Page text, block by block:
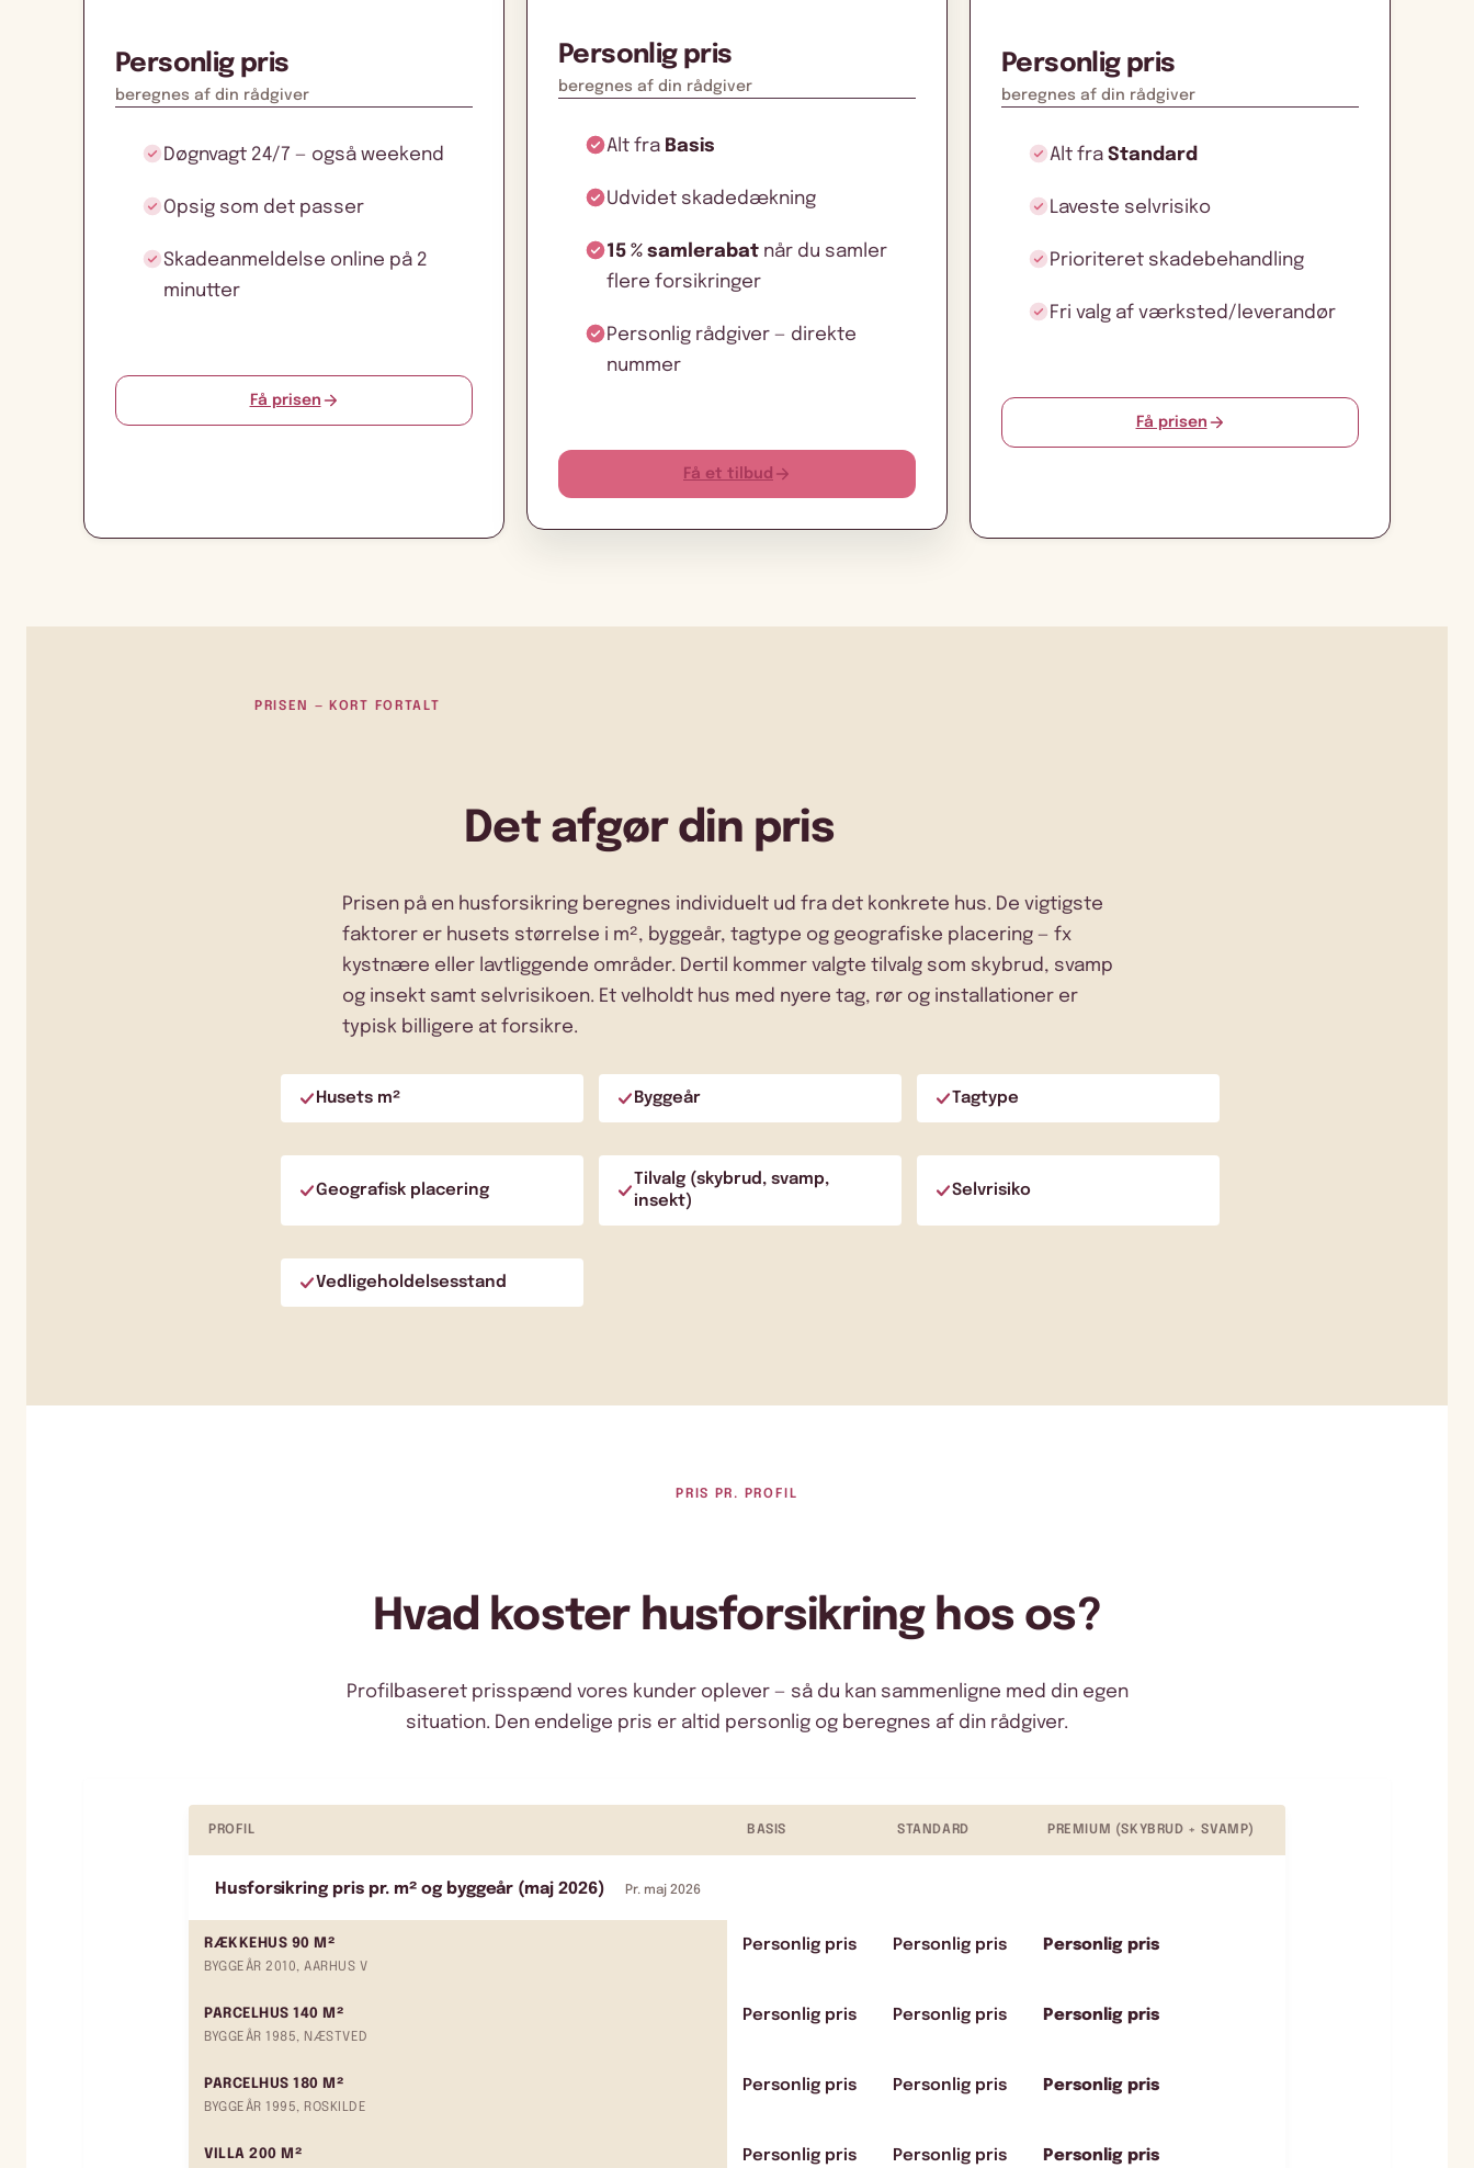
Personlig pris
beregnes af din rådgiver
Døgnvagt 24/7 — også weekend
Opsig som det passer
Skadeanmeldelse online på 2
minutter
Få prisen
Personlig pris
beregnes af din rådgiver
Alt fra Basis
Udvidet skadedækning
15 % samlerabat når du samler
flere forsikringer
Personlig rådgiver — direkte
nummer
Få et tilbud
Personlig pris
beregnes af din rådgiver
Alt fra Standard
Laveste selvrisiko
Prioriteret skadebehandling
Fri valg af værksted/leverandør
Få prisen
PRISEN — KORT FORTALT
Det afgør din pris
Prisen på en husforsikring beregnes individuelt ud fra det konkrete hus. De vigtigste
faktorer er husets størrelse i m², byggeår, tagtype og geografiske placering — fx
kystnære eller lavtliggende områder. Dertil kommer valgte tilvalg som skybrud, svamp
og insekt samt selvrisikoen. Et velholdt hus med nyere tag, rør og installationer er
typisk billigere at forsikre.
Husets m² Byggeår Tagtype
Geografisk placering
Tilvalg (skybrud, svamp,
insekt)
Selvrisiko
Vedligeholdelsesstand
PRIS PR. PROFIL
Hvad koster husforsikring hos os?
Profilbaseret prisspænd vores kunder oplever — så du kan sammenligne med din egen
situation. Den endelige pris er altid personlig og beregnes af din rådgiver.
Husforsikring pris pr. m² og byggeår (maj 2026) Pr. maj 2026
PROFIL BASIS STANDARD PREMIUM (SKYBRUD + SVAMP)
RÆKKEHUS 90 M²
BYGGEÅR 2010, AARHUS V
Personlig pris Personlig pris Personlig pris
PARCELHUS 140 M²
BYGGEÅR 1985, NÆSTVED
Personlig pris Personlig pris Personlig pris
PARCELHUS 180 M²
BYGGEÅR 1995, ROSKILDE
Personlig pris Personlig pris Personlig pris
VILLA 200 M² Personlig pris Personlig pris Personlig pris